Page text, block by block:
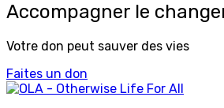
Accompagner le
Votre don peut sauver des vies
Faites un don